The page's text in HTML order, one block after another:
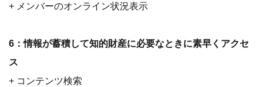
+ メンバーのオンライン状況表示
6：情報が蓄積して知的財産に必要なときに素早くアクセ
ス
+ コンテンツ検索